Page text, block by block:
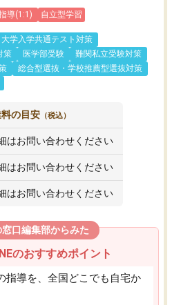
導(1:1) 自立型学習
大学入学共通テスト対策
策
医学部受験
難関私立受験対策
総合型選抜・学校推薦型選抜対策
の目安 （税込）
はお問い合わせください
はお問い合わせください
はお問い合わせください
口編集部からみた
のおすすめポイント
指導を、全国どこでも自宅か